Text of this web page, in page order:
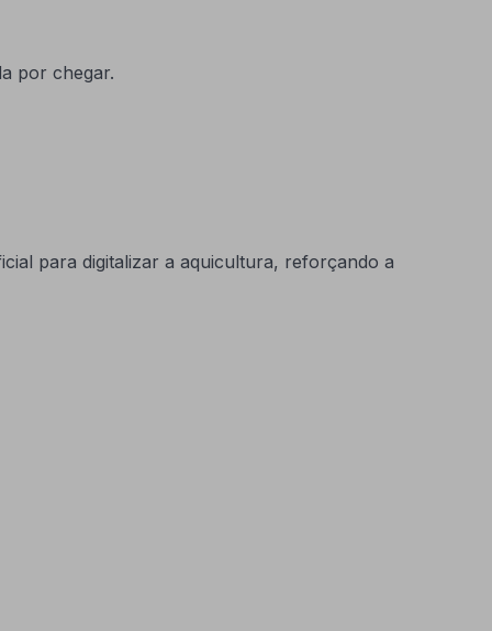
por chegar.
para digitalizar a aquicultura, reforçando a